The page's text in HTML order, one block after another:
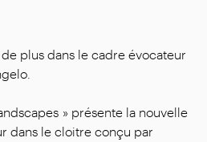
plus dans le cadre évocateur
» présente la nouvelle
dans le cloitre conçu par